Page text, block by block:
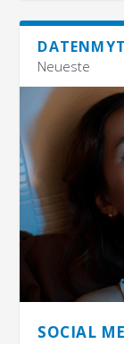
Neueste
SOCIAL